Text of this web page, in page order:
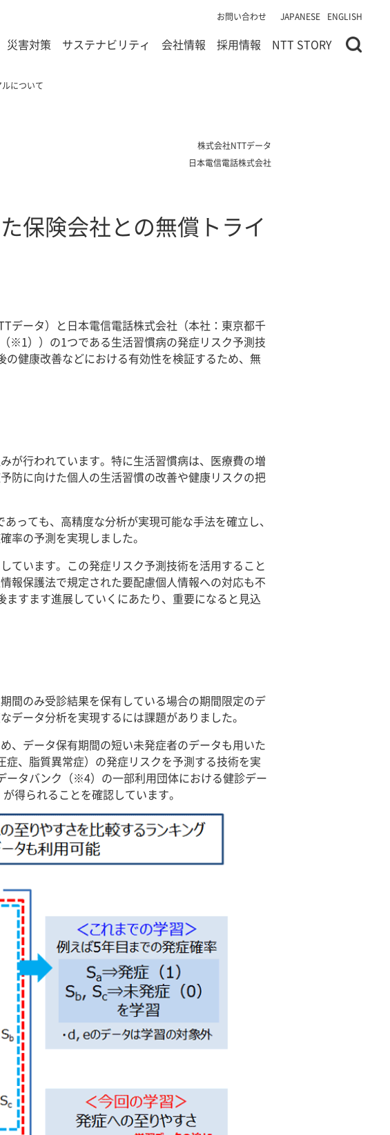
お問い合わせ JAPANESE ENGLISH
災害対策 サステナビリティ 会社情報 採用情報 NTT STORY
について
株式会社NTTデータ
日本電信電話株式会社
保険会社との無償トライ
データ）と日本電信電話株式会社（本社：東京都千
※1））の1つである生活習慣病の発症リスク予測技
健康改善などにおける有効性を検証するため、無
が行われています。特に生活習慣病は、医療費の増
防に向けた個人の生活習慣の改善や健康リスクの把
っても、高精度な分析が実現可能な手法を確立し、
率の予測を実現しました。
ています。この発症リスク予測技術を活用すること
報保護法で規定された要配慮個人情報への対応も不
すます進展していくにあたり、重要になると見込
間のみ受診結果を保有している場合の期間限定のデ
ータ分析を実現するには課題がありました。
、データ保有期間の短い未発症者のデータも用いた
、脂質異常症）の発症リスクを予測する技術を実
ータバンク（※4）の一部利用団体における健診デー
得られることを確認しています。